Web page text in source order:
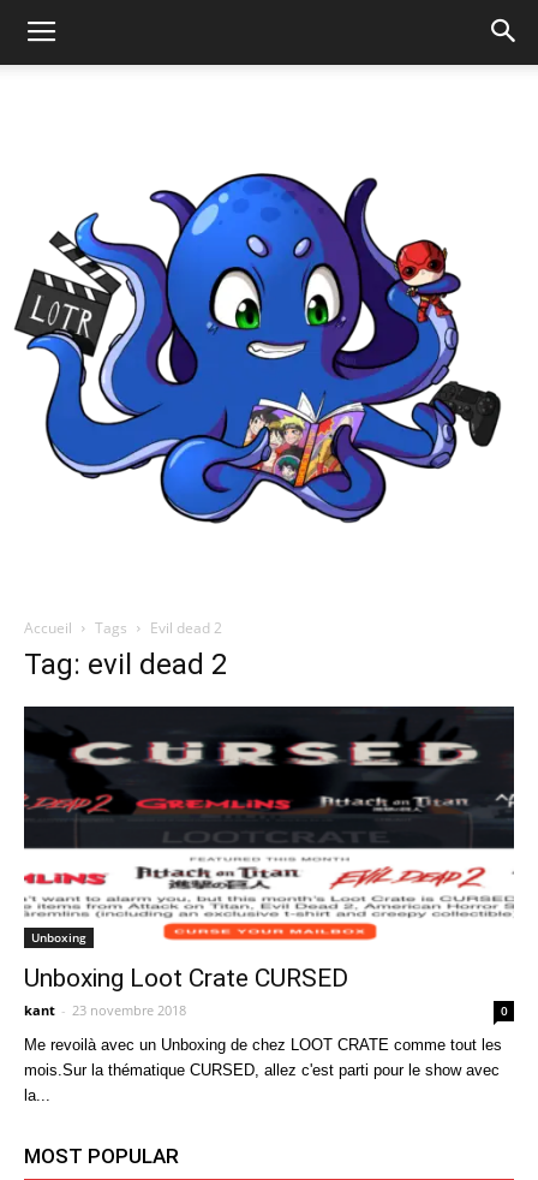
Accueil Tags Evil dead 2
Tag: evil dead 2
Unboxing
Unboxing Loot Crate CURSED
kant - 23 novembre 2018 0
Me revoilà avec un Unboxing de chez LOOT CRATE comme tout les
mois.Sur la thématique CURSED, allez c'est parti pour le show avec
la...
MOST POPULAR